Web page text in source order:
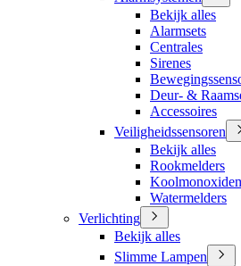
Bekijk alles
Alarmsets
Centrales
Sirenes
Deur- &
Accessoires
Veiligheidssensoren
Bekijk alles
Rookmelders
Watermelders
Verlichting
Bekijk alles
Slimme Lampen